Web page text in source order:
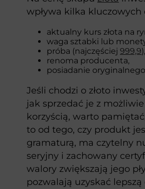
wpływa kilka kluczowych
aktualny kurs złota na
waga sztabki lub
próba (najczęściej 999,9),
renoma producenta,
posiadanie
Jeśli chodzi o złoto
jak sprzedać je z
korzyścią, warto
to od tego, czy produkt
gramaturą, ma czytelny
seryjny i zachowany
walory zwiększają jego
pozwalają uzyskać lepszą